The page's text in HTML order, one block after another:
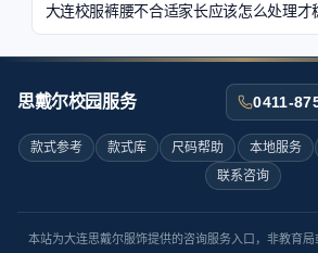
大连校服裤腰不合适家长应该怎么处理才
思戴尔校园服务 0411-
款式参考 款式库 尺码帮助 本地服务
联系咨询
本站为大连思戴尔服饰提供的咨询服务入口，非教育局